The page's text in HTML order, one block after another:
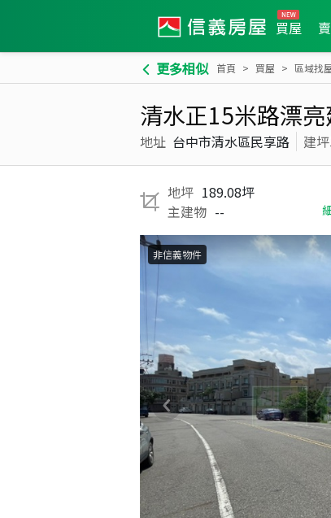
買屋
更多相似 首頁 買屋 區域找
清水正15米路漂
地址 台中市清水區民享路 建
地坪 189.08坪
主建物 --
非信義物件